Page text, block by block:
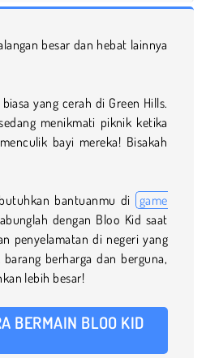
besar dan hebat lainnya
yang cerah di Green Hills.
menikmati piknik ketika
bayi mereka! Bisakah
bantuanmu di
game
dengan Bloo Kid saat
penyelamatan di negeri yang
berharga dan berguna,
lebih besar!
BERMAIN BLOO KID